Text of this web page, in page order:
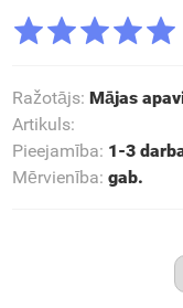
Ražotājs: Mājas
Artikuls:
Pieejamība: 1-3
Mērvienība: gab.